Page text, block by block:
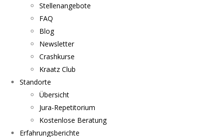
Stellenangebote
FAQ
Blog
Newsletter
Crashkurse
Kraatz Club
Standorte
Übersicht
Jura-Repetitorium
Kostenlose Beratung
Erfahrungsberichte